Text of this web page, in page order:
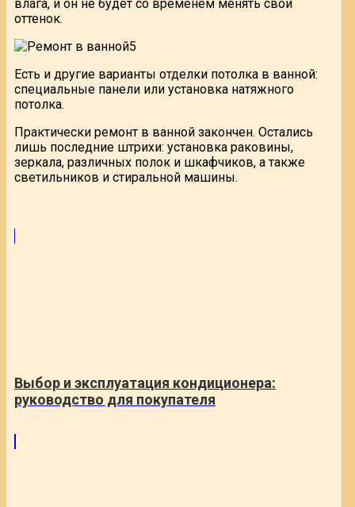
влага, и он не будет со временем менять свой
оттенок.
Есть и другие варианты отделки потолка в ванной:
специальные панели или установка натяжного
потолка.
Практически ремонт в ванной закончен. Остались
лишь последние штрихи: установка раковины,
зеркала, различных полок и шкафчиков, а также
светильников и стиральной машины.
Выбор и эксплуатация кондиционера:
руководство для покупателя